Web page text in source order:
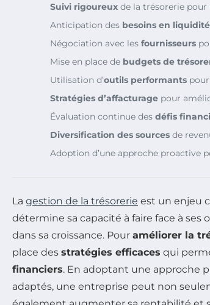
Suivi rigoureux de la trésorerie pour
Anticipation des besoins en
Négociation avec les fournisseurs
Mise en place de budgets de
Utilisation d’outils performants
Stratégies d’affacturage pour
Évaluation continue des défis
Diversification des sources de
Adoption d’une approche proactive
La gestion de la trésorerie est un enjeu
détermine sa capacité à faire face à
dans sa croissance. Pour améliorer la
place des stratégies efficaces qui
financiers. En adoptant une approche
adaptés, une entreprise peut non